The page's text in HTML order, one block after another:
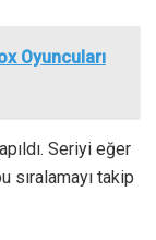
Oyuncuları
Seriyi eğer
sıralamayı takip